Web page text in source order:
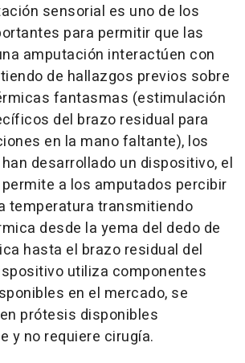
sensorial es uno de los
para permitir que las
amputación interactúen con
de hallazgos previos sobre
fantasmas (estimulación
del brazo residual para
en la mano faltante), los
desarrollado un dispositivo, el
a los amputados percibir
temperatura transmitiendo
desde la yema del dedo de
hasta el brazo residual del
utiliza componentes
en el mercado, se
prótesis disponibles
y no requiere cirugía.